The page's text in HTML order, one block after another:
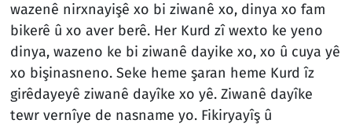
wazenê nirxnayişê xo bi ziwanê xo, dinya xo fam
bikerê û xo aver berê. Her Kurd zî wexto ke yeno
dinya, wazeno ke bi ziwanê dayike xo, xo û cuya yê
xo bişinasneno. Seke heme şaran heme Kurd îz
girêdayeyê ziwanê dayîke xo yê. Ziwanê dayîke
tewr vernîye de nasname yo. Fikiryayîş û